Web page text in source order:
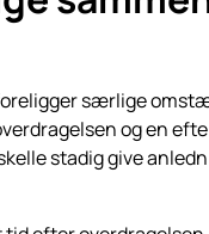
særlige
og en
stadig give